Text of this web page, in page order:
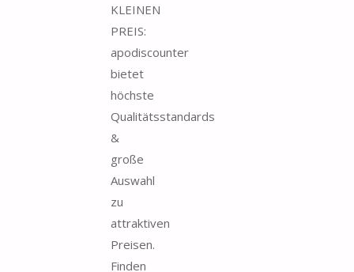
KLEINEN
PREIS:
apodiscounter
bietet
höchste
Qualitätsstandards
&
große
Auswahl
zu
attraktiven
Preisen.
Finden